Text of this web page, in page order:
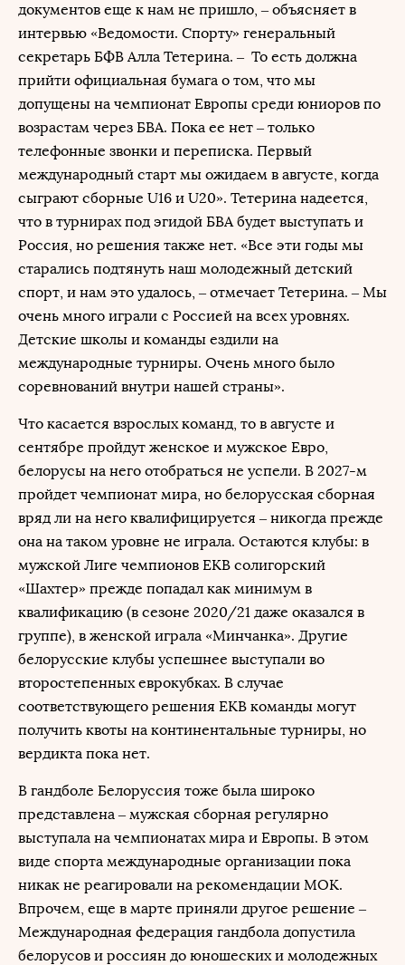
документов еще к нам не пришло, – объясняет в
интервью «Ведомости. Спорту» генеральный
секретарь БФВ Алла Тетерина. – То есть должна
прийти официальная бумага о том, что мы
допущены на чемпионат Европы среди юниоров по
возрастам через БВА. Пока ее нет – только
телефонные звонки и переписка. Первый
международный старт мы ожидаем в августе, когда
сыграют сборные U16 и U20». Тетерина надеется,
что в турнирах под эгидой БВА будет выступать и
Россия, но решения также нет. «Все эти годы мы
старались подтянуть наш молодежный детский
спорт, и нам это удалось, – отмечает Тетерина. – Мы
очень много играли с Россией на всех уровнях.
Детские школы и команды ездили на
международные турниры. Очень много было
соревнований внутри нашей страны».
Что касается взрослых команд, то в августе и
сентябре пройдут женское и мужское Евро,
белорусы на него отобраться не успели. В 2027-м
пройдет чемпионат мира, но белорусская сборная
вряд ли на него квалифицируется – никогда прежде
она на таком уровне не играла. Остаются клубы: в
мужской Лиге чемпионов ЕКВ солигорский
«Шахтер» прежде попадал как минимум в
квалификацию (в сезоне 2020/21 даже оказался в
группе), в женской играла «Минчанка». Другие
белорусские клубы успешнее выступали во
второстепенных еврокубках. В случае
соответствующего решения ЕКВ команды могут
получить квоты на континентальные турниры, но
вердикта пока нет.
В гандболе Белоруссия тоже была широко
представлена – мужская сборная регулярно
выступала на чемпионатах мира и Европы. В этом
виде спорта международные организации пока
никак не реагировали на рекомендации МОК.
Впрочем, еще в марте приняли другое решение –
Международная федерация гандбола допустила
белорусов и россиян до юношеских и молодежных